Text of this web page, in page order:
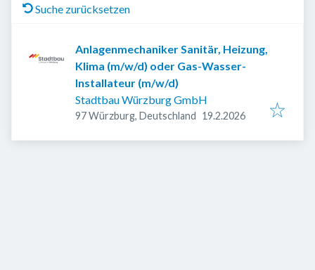
Suche zurücksetzen
Anlagenmechaniker Sanitär, Heizung,
Klima (m/w/d) oder Gas-Wasser-
Installateur (m/w/d)
Stadtbau Würzburg GmbH
97 Würzburg, Deutschland Veröffentlicht
19.2.2026